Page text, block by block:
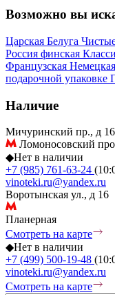
Возможно вы
Царская Белуга
Россия финская
Французская Немецкая
подарочной упаковке
Наличие
Мичуринский пр., д 16
Ломоносовский
◆Нет в наличии
+7 (985) 761-63-24
vinoteki.ru@yandex.ru
Воротынская ул., д 16
Планерная
Смотреть на карте
◆Нет в наличии
+7 (499) 500-19-48
vinoteki.ru@yandex.ru
Смотреть на карте